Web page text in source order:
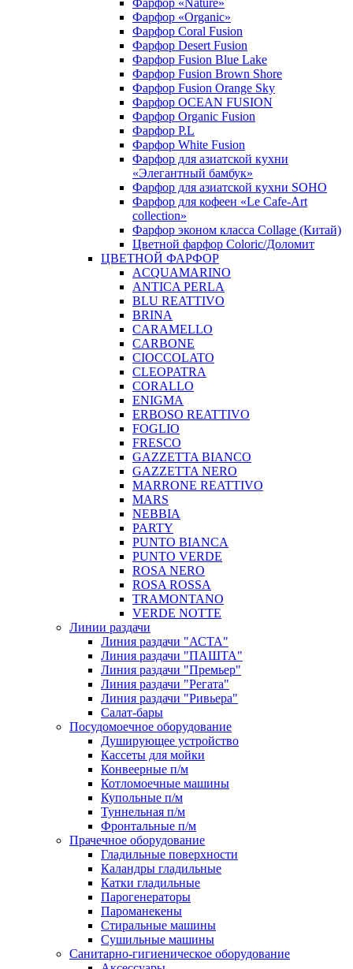
Фарфор «Nature»
Фарфор «Organic»
Фарфор Coral Fusion
Фарфор Desert Fusion
Фарфор Fusion Blue Lake
Фарфор Fusion Brown Shore
Фарфор Fusion Orange Sky
Фарфор OCEAN FUSION
Фарфор Organic Fusion
Фарфор P.L
Фарфор White Fusion
Фарфор для азиатской кухни
«Элегантный бамбук»
Фарфор для азиатской кухни SOHO
Фарфор для кофеен «Le Cafe-Art
collection»
Фарфор эконом класса Collage (Китай)
Цветной фарфор Coloric/Доломит
ЦВЕТНОЙ ФАРФОР
ACQUAMARINO
ANTICA PERLA
BLU REATTIVO
BRINA
CARAMELLO
CARBONE
CIOCCOLATO
CLEOPATRA
CORALLO
ENIGMA
ERBOSO REATTIVO
FOGLIO
FRESCO
GAZZETTA BIANCO
GAZZETTA NERO
MARRONE REATTIVO
MARS
NEBBIA
PARTY
PUNTO BIANCA
PUNTO VERDE
ROSA NERO
ROSA ROSSA
TRAMONTANO
VERDE NOTTE
Линии раздачи
Линия раздачи "АСТА"
Линия раздачи "ПАШТА"
Линия раздачи "Премьер"
Линия раздачи "Регата"
Линия раздачи "Ривьера"
Салат-бары
Посудомоечное оборудование
Душирующее устройство
Кассеты для мойки
Конвеерные п/м
Котломоечные машины
Купольные п/м
Туннельная п/м
Фронтальные п/м
Прачечное оборудование
Гладильные поверхности
Каландры гладильные
Катки гладильные
Парогенераторы
Пароманекены
Стиральные машины
Сушильные машины
Санитарно-гигиеническое оборудование